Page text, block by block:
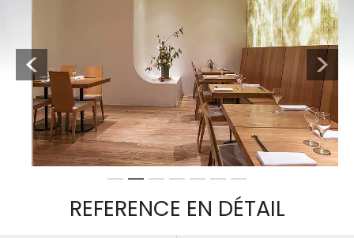
Previous Next
1 2 3 4 5 6 7
REFERENCE EN DÉTAIL